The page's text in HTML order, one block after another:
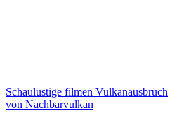
Schaulustige filmen Vulkanausbruch
von Nachbarvulkan